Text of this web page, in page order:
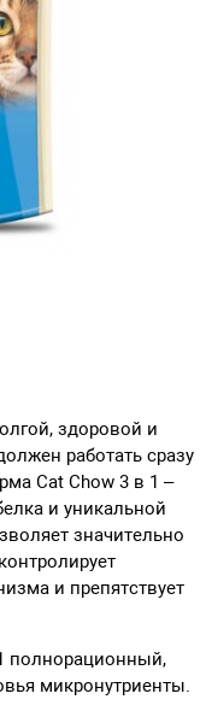
здоровой и
работать сразу
Cat Chow 3 в 1 –
и уникальной
значительно
и препятствует
полнорационный,
микронутриенты.